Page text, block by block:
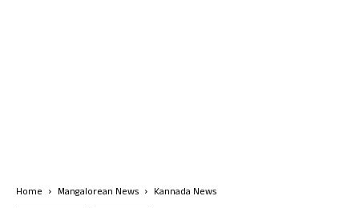
Home Mangalorean News Kannada News